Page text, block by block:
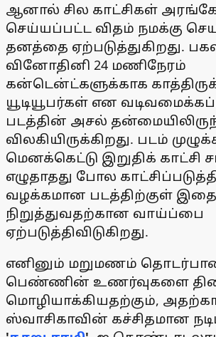
ஆனால் சில காட்சிகள்
செய்யப்பட்ட விதம் நமக்கு
தனத்தை ஏற்படுத்துகிறது.
வினோதினி 24 மணிநேரம்
கன்டென்ட்களுக்காக
யூடியூபர்கள் என
படத்தின் அசல்
விலகியிருக்கிறது. படம்
மெனக்கெட்டு இறுதிக் காட்சி
எழுதாதது போல
வழக்கமான படத்திற்குள்
நிறுத்துவதற்கான வாய்ப்பை
ஏற்படுத்திவிடுகிறது.
எனினும் மறுமணம்
பெண்ணின் உணர்வுகளை
மொழியாக்கியதற்கும்,
ஸ்வாசிகாவின் கச்சிதமான